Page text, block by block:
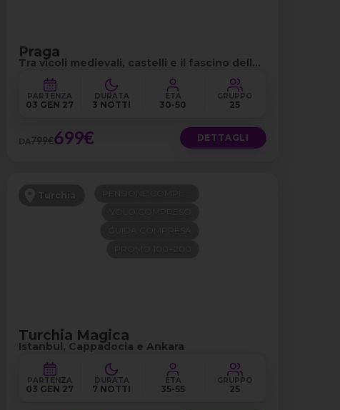
Praga
Tra vicoli medievali, castelli e il fascino della
città dorata
PARTENZA
03 GEN 27
DURATA
3 NOTTI
ETÀ
30-50
GRUPPO
25
DA799€699€ DETTAGLI
Turchia
Turchia Magica
Istanbul, Cappadocia e Ankara
PARTENZA
03 GEN 27
DURATA
7 NOTTI
ETÀ
35-55
GRUPPO
25